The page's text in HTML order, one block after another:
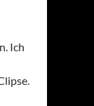
Ich